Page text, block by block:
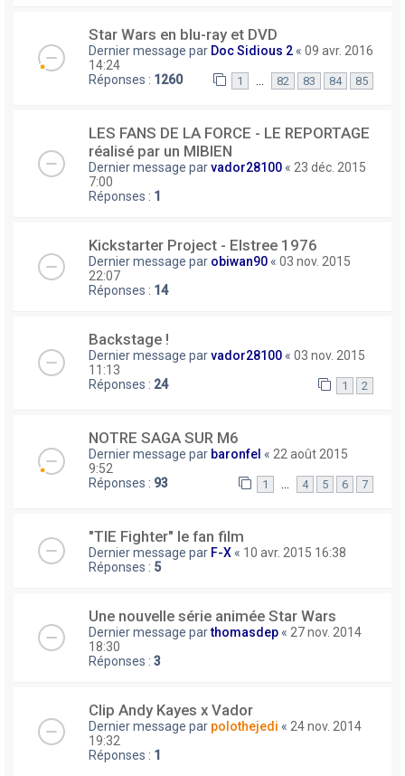
Star Wars en blu-ray et DVD
Dernier message par Doc Sidious 2 « 09 avr. 2016
14:24
Réponses : 1260 1 82 83 84 85
LES FANS DE LA FORCE - LE REPORTAGE
réalisé par un MIBIEN
Dernier message parvador28100 « 23 déc. 2015
7:00
Réponses : 1
Kickstarter Project - Elstree 1976
Dernier message par obiwan90 « 03 nov. 2015
22:07
Réponses : 14
Backstage !
Dernier message parvador28100 « 03 nov. 2015
11:13
Réponses : 24 1 2
NOTRE SAGA SUR M6
Dernier message par baronfel « 22 août 2015
9:52
Réponses : 93 1 … 4 5 6 7
"TIE Fighter" le fan film
Dernier message par F-X « 10 avr. 2015 16:38
Réponses : 5
Une nouvelle série animée Star Wars
Dernier message parthomasdep « 27 nov. 2014
18:30
Réponses : 3
Clip Andy Kayes x Vador
Dernier message par polothejedi « 24 nov. 2014
19:32
Réponses : 1